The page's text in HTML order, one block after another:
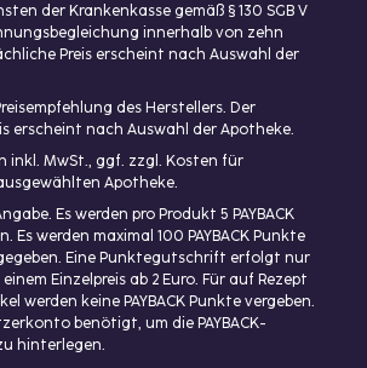
der Krankenkasse gemäß § 130 SGB V
innerhalb von zehn
Preis erscheint nach Auswahl der
des Herstellers. Der
erscheint nach Auswahl der Apotheke.
inkl. MwSt., ggf. zzgl. Kosten für
Apotheke.
Es werden pro Produkt 5 PAYBACK
Es werden maximal 100 PAYBACK Punkte
Eine Punktegutschrift erfolgt nur
Einzelpreis ab 2 Euro. Für auf Rezept
werden keine PAYBACK Punkte vergeben.
benötigt, um die PAYBACK-
hinterlegen.